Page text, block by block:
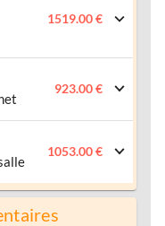
1519.00 €
923.00 €
1053.00 €